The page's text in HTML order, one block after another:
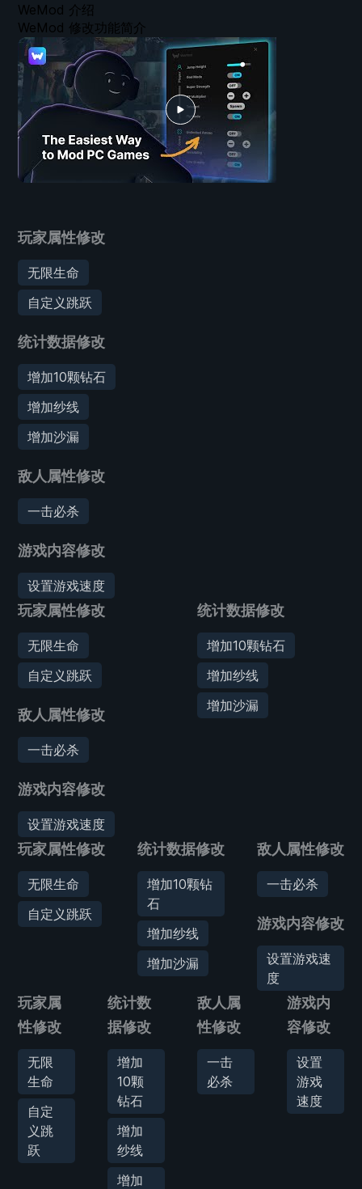
玩家属性修改
无限生命
自定义跳跃
统计数据修改
增加10颗钻石
增加纱线
增加沙漏
敌人属性修改
一击必杀
游戏内容修改
设置游戏速度
玩家属性修改
无限生命
自定义跳跃
敌人属性修改
一击必杀
游戏内容修改
设置游戏速度
统计数据修改
增加10颗钻石
增加纱线
增加沙漏
玩家属性修改
无限生命
自定义跳跃
统计数据修改
增加10颗钻
石
增加纱线
增加沙漏
敌人属性修改
一击必杀
游戏内容修改
设置游戏速
度
玩家属
性修改
无限
生命
自定
义跳
跃
统计数
据修改
增加
10颗
钻石
增加
纱线
增加
敌人属
性修改
一击
必杀
游戏内
容修改
设置
游戏
速度
WeMod 介绍
WeMod 修改功能简介